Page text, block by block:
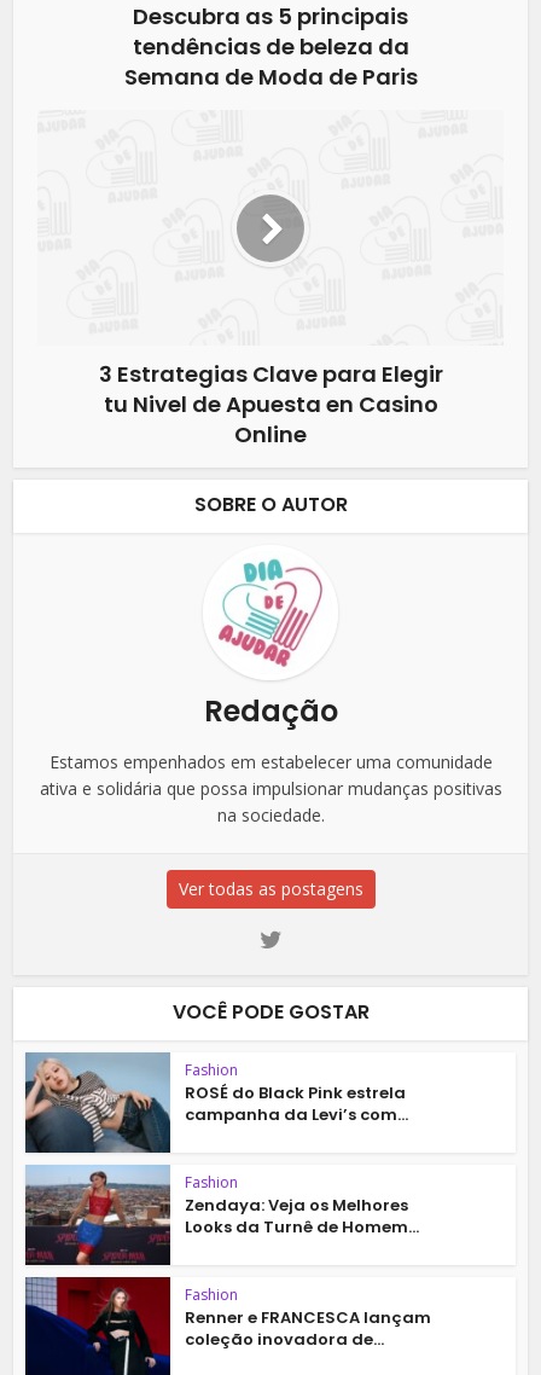
Descubra as 5 principais
tendências de beleza da
Semana de Moda de Paris
3 Estrategias Clave para Elegir
tu Nivel de Apuesta en Casino
Online
SOBRE O AUTOR
Redação
Estamos empenhados em estabelecer uma comunidade
ativa e solidária que possa impulsionar mudanças positivas
na sociedade.
Ver todas as postagens
VOCÊ PODE GOSTAR
Fashion
ROSÉ do Black Pink estrela
campanha da Levi’s com...
Fashion
Zendaya: Veja os Melhores
Looks da Turnê de Homem...
Fashion
Renner e FRANCESCA lançam
coleção inovadora de...